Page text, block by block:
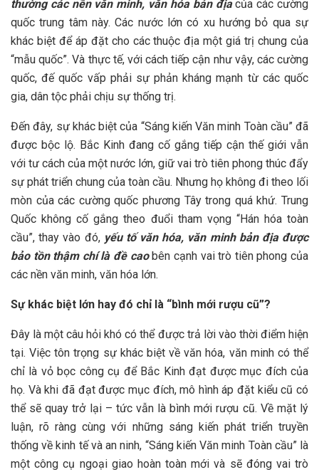
thường các nền văn minh, văn hóa bản địacủa các cường
quốc trung tâm này. Các nước lớn có xu hướng bỏ qua sự
khác biệt để áp đặt cho các thuộc địa một giá trị chung của
“mẫu quốc”. Và thực tế, với cách tiếp cận như vậy, các cường
quốc, đế quốc vấp phải sự phản kháng mạnh từ các quốc
gia, dân tộc phải chịu sự thống trị.
Đến đây, sự khác biệt của “Sáng kiến Văn minh Toàn cầu” đã
được bộc lộ. Bắc Kinh đang cố gắng tiếp cận thế giới vẫn
với tư cách của một nước lớn, giữ vai trò tiên phong thúc đẩy
sự phát triển chung của toàn cầu. Nhưng họ không đi theo lối
mòn của các cường quốc phương Tây trong quá khứ. Trung
Quốc không cố gắng theo đuổi tham vọng “Hán hóa toàn
cầu”, thay vào đó, yếu tố văn hóa, văn minh bản địa được
bảo tồn thậm chí là đề cao bên cạnh vai trò tiên phong của
các nền văn minh, văn hóa lớn.
Sự khác biệt lớn hay đó chỉ là “bình mới rượu cũ”?
Đây là một câu hỏi khó có thể được trả lời vào thời điểm hiện
tại. Việc tôn trọng sự khác biệt về văn hóa, văn minh có thể
chỉ là vỏ bọc công cụ để Bắc Kinh đạt được mục đích của
họ. Và khi đã đạt được mục đích, mô hình áp đặt kiểu cũ có
thể sẽ quay trở lại – tức vẫn là bình mới rượu cũ. Về mặt lý
luận, rõ ràng cùng với những sáng kiến phát triển truyền
thống về kinh tế và an ninh, “Sáng kiến Văn minh Toàn cầu” là
một công cụ ngoại giao hoàn toàn mới và sẽ đóng vai trò